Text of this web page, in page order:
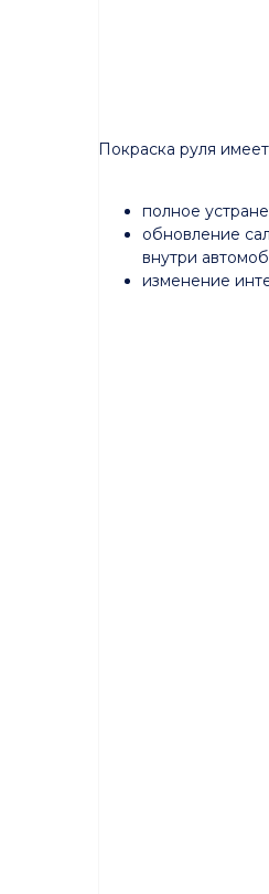
Покраска руля
полное
обновление
внутри
изменение